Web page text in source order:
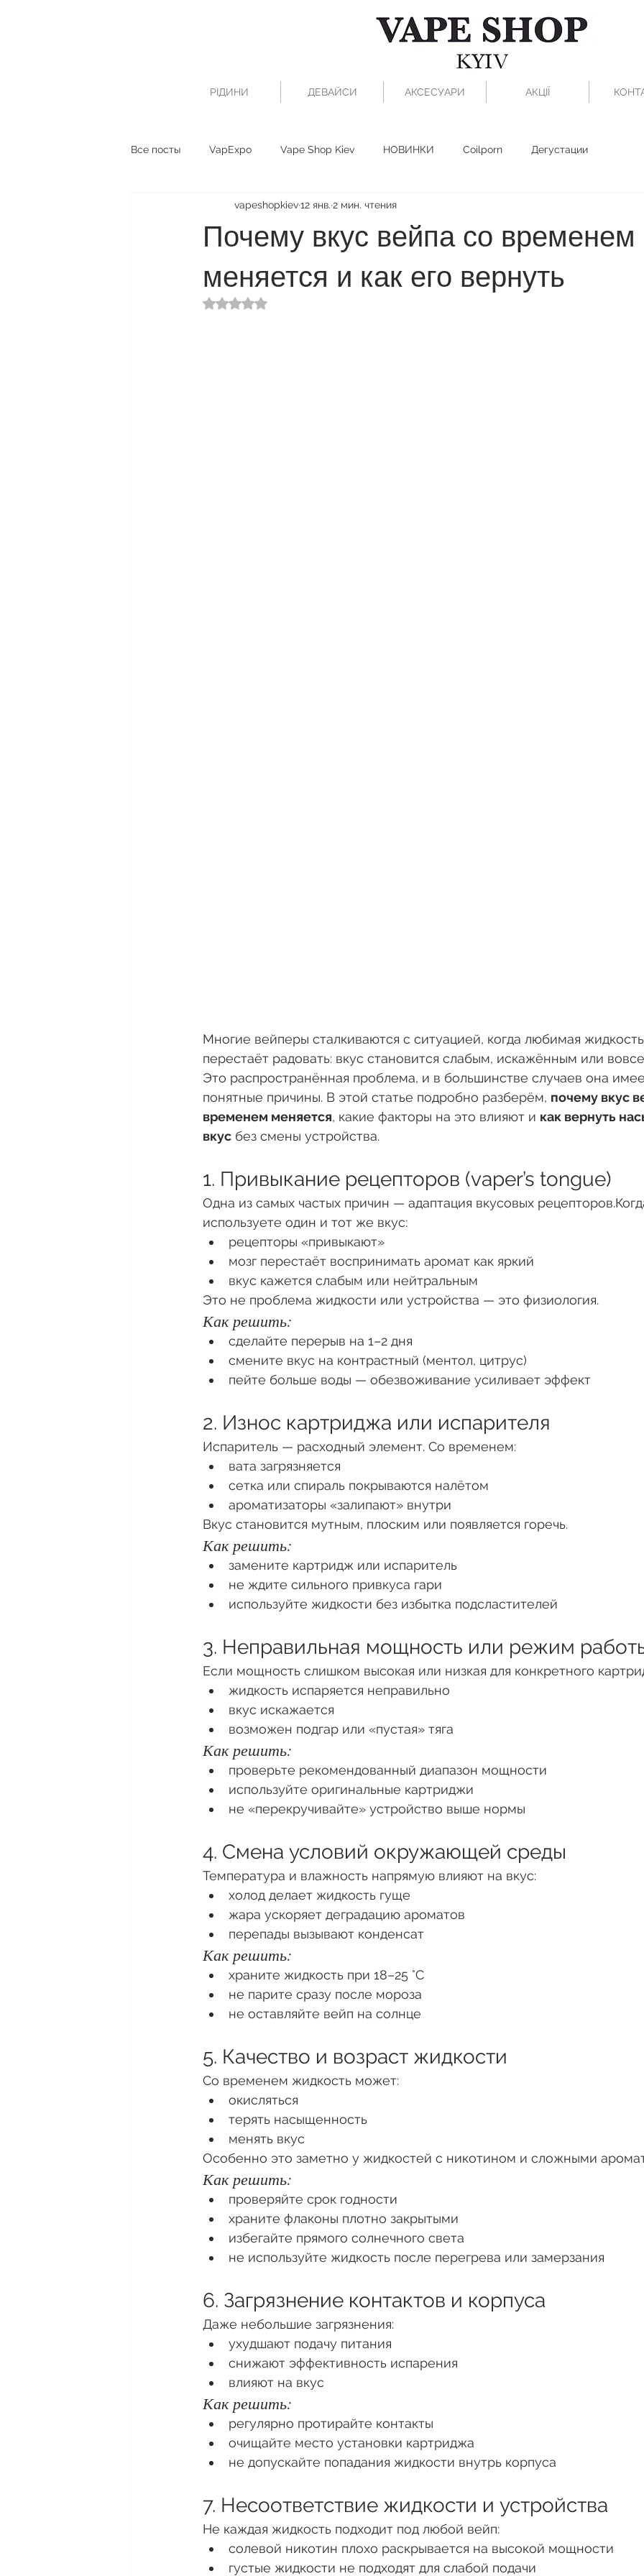
РІДИНИ ДЕВАЙСИ АКСЕСУАРИ АКЦІЇ
Все посты VapExpo Vape Shop Kiev НОВИНКИ Coilporn Дегустации
Почему вкус вейпа со временем
меняется и как его вернуть
vapeshopkiev12 янв. 2 мин. чтения
Оценка: не число из 5 звезд.
Многие вейперы сталкиваются с ситуацией, когда любимая
перестаёт радовать: вкус становится слабым, искажённым или
Это распространённая проблема, и в большинстве случаев она
понятные причины. В этой статье подробно разберём, почему вкус
временем меняется, какие факторы на это влияют и как вернуть
вкус без смены устройства.
1. Привыкание рецепторов (vaper’s tongue)
Одна из самых частых причин — адаптация вкусовых
используете один и тот же вкус:
рецепторы «привыкают»
мозг перестаёт воспринимать аромат как яркий
вкус кажется слабым или нейтральным
Это не проблема жидкости или устройства — это физиология.
Как решить:
сделайте перерыв на 1–2 дня
смените вкус на контрастный (ментол, цитрус)
пейте больше воды — обезвоживание усиливает эффект
2. Износ картриджа или испарителя
Испаритель — расходный элемент. Со временем:
вата загрязняется
сетка или спираль покрываются налётом
ароматизаторы «залипают» внутри
Вкус становится мутным, плоским или появляется горечь.
Как решить:
замените картридж или испаритель
не ждите сильного привкуса гари
используйте жидкости без избытка подсластителей
3. Неправильная мощность или режим
Если мощность слишком высокая или низкая для конкретного
жидкость испаряется неправильно
вкус искажается
возможен подгар или «пустая» тяга
Как решить:
проверьте рекомендованный диапазон мощности
используйте оригинальные картриджи
не «перекручивайте» устройство выше нормы
4. Смена условий окружающей среды
Температура и влажность напрямую влияют на вкус:
холод делает жидкость гуще
жара ускоряет деградацию ароматов
перепады вызывают конденсат
Как решить:
храните жидкость при 18–25 °C
не парите сразу после мороза
не оставляйте вейп на солнце
5. Качество и возраст жидкости
Со временем жидкость может:
окисляться
терять насыщенность
менять вкус
Особенно это заметно у жидкостей с никотином и сложными
Как решить:
проверяйте срок годности
храните флаконы плотно закрытыми
избегайте прямого солнечного света
не используйте жидкость после перегрева или замерзания
6. Загрязнение контактов и корпуса
Даже небольшие загрязнения:
ухудшают подачу питания
снижают эффективность испарения
влияют на вкус
Как решить:
регулярно протирайте контакты
очищайте место установки картриджа
не допускайте попадания жидкости внутрь корпуса
7. Несоответствие жидкости и устройства
Не каждая жидкость подходит под любой вейп:
солевой никотин плохо раскрывается на высокой мощности
густые жидкости не подходят для слабой подачи